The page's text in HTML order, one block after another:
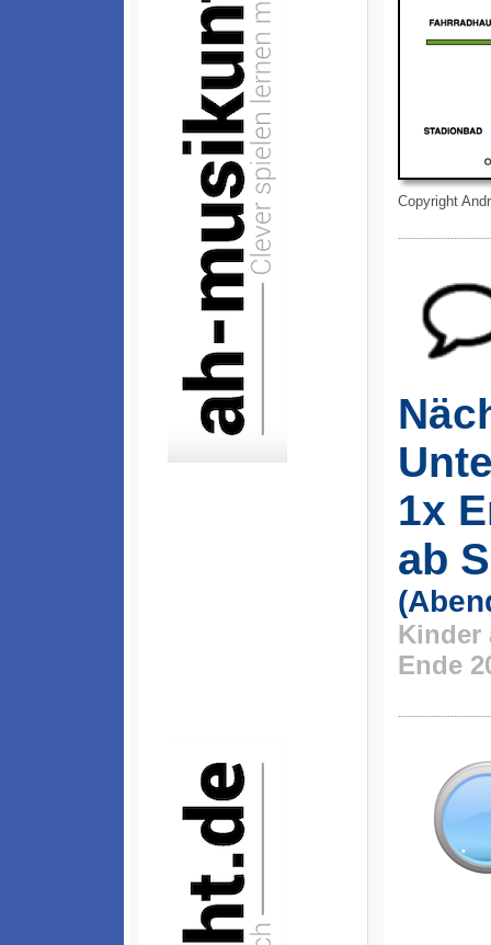
Copyright
1x
ab
Kinder
Ende